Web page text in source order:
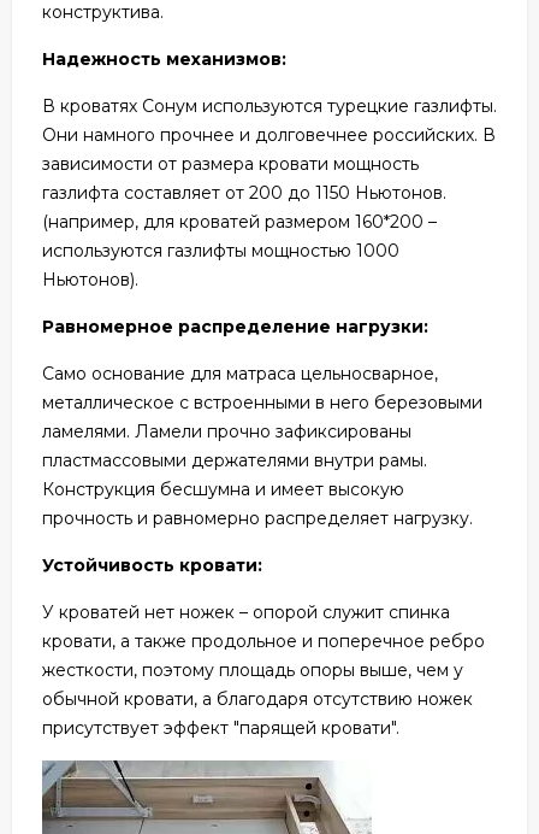
конструктива.
Надежность механизмов:
В кроватях Сонум используются турецкие газлифты.
Они намного прочнее и долговечнее российских. В
зависимости от размера кровати мощность
газлифта составляет от 200 до 1150 Ньютонов.
(например, для кроватей размером 160*200 –
используются газлифты мощностью 1000
Ньютонов).
Равномерное распределение нагрузки:
Само основание для матраса цельносварное,
металлическое с встроенными в него березовыми
ламелями. Ламели прочно зафиксированы
пластмассовыми держателями внутри рамы.
Конструкция бесшумна и имеет высокую
прочность и равномерно распределяет нагрузку.
Устойчивость кровати:
У кроватей нет ножек – опорой служит спинка
кровати, а также продольное и поперечное ребро
жесткости, поэтому площадь опоры выше, чем у
обычной кровати, а благодаря отсутствию ножек
присутствует эффект "парящей кровати".